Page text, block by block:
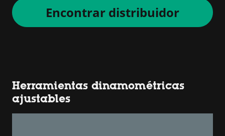
Encontrar distribuidor
Herramientas dinamométricas
ajustables